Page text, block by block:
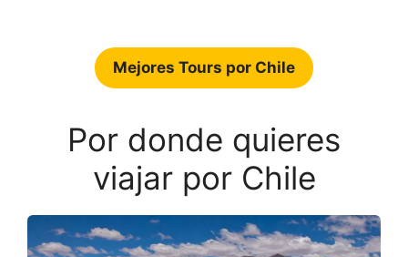
Mejores Tours por Chile
Por donde quieres
viajar por Chile